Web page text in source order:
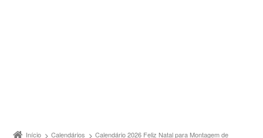
Início Calendários
Calendário 2026 Feliz Natal para Montagem de